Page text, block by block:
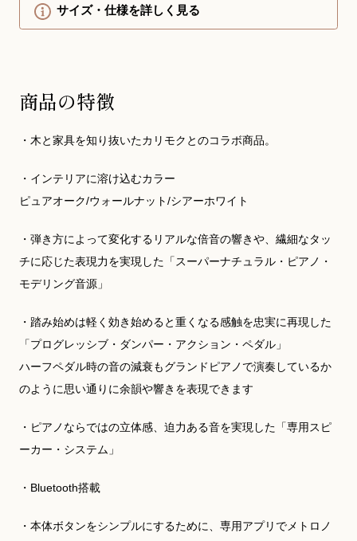
サイズ・仕様を詳しく見る
商品の特徴
・木と家具を知り抜いたカリモクとのコラボ商品。
・インテリアに溶け込むカラー
ピュアオーク/ウォールナット/シアーホワイト
・弾き方によって変化するリアルな倍音の響きや、繊細なタッ
チに応じた表現力を実現した「スーパーナチュラル・ピアノ・
モデリング音源」
・踏み始めは軽く効き始めると重くなる感触を忠実に再現した
「プログレッシブ・ダンパー・アクション・ペダル」
ハーフペダル時の音の減衰もグランドピアノで演奏しているか
のように思い通りに余韻や響きを表現できます
・ピアノならではの立体感、迫力ある音を実現した「専用スピ
ーカー・システム」
・Bluetooth搭載
・本体ボタンをシンプルにするために、専用アプリでメトロノ